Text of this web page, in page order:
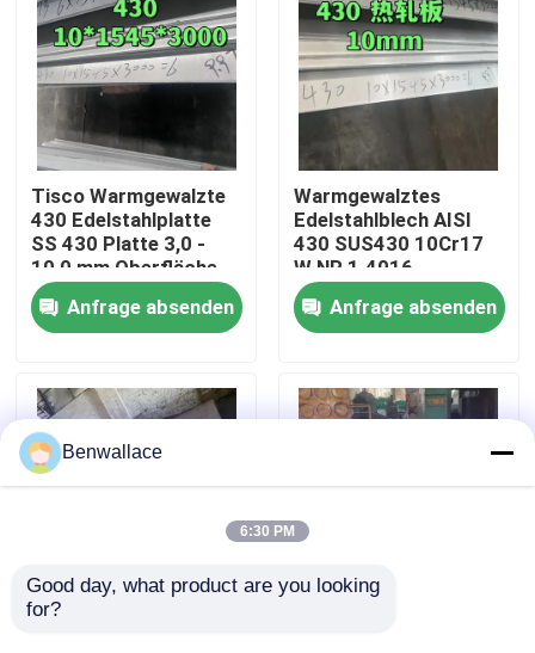
Produkte
Videos
Über uns
Werksbesichtigung
Qualitätskontrolle
Kontakt mit uns
Neuigkeiten
Tisco Warmgewalzte
430 Edelstahlplatte
SS 430 Platte 3,0 -
10,0 mm Oberfläche
Nr. 1
Anfrage absenden
Warmgewalztes
Edelstahlblech AISI
430 SUS430 10Cr17
W.NR 1.4016
10*1500*6000
Oberfläche NO.1
Anfrage absenden
Wärmebeständige
Benwallace
6:30 PM
Good day, what product are you looking
for?